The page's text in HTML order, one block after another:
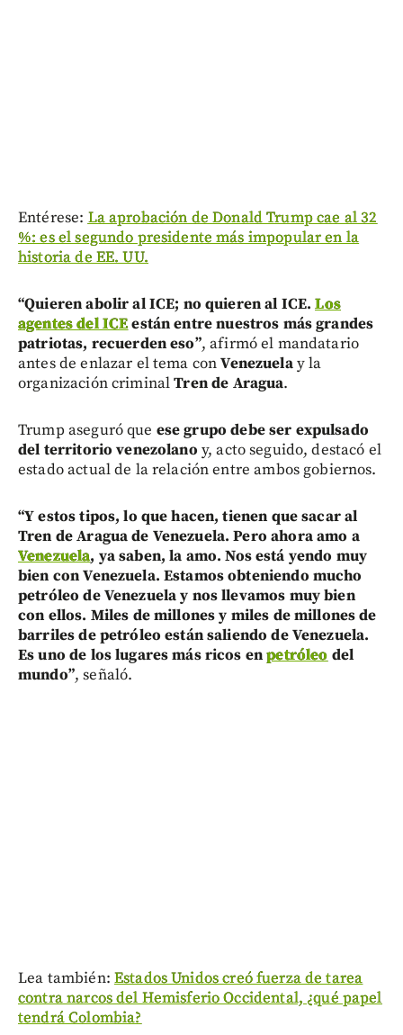
Entérese: La aprobación de Donald Trump cae al 32
%: es el segundo presidente más impopular en la
historia de EE. UU.
“Quieren abolir al ICE; no quieren al ICE.Los
agentes del ICEestán entre nuestros más grandes
patriotas, recuerden eso”, afirmó el mandatario
antes de enlazar el tema conVenezuelay la
organización criminalTren de Aragua.
Trump aseguró que ese grupo debe ser expulsado
del territorio venezolano y, acto seguido, destacó el
estado actual de la relación entre ambos gobiernos.
“Y estos tipos, lo que hacen, tienen que sacar al
Tren de Aragua de Venezuela. Pero ahora amo a
Venezuela, ya saben, la amo. Nos está yendo muy
bien con Venezuela. Estamos obteniendo mucho
petróleo de Venezuela y nos llevamos muy bien
con ellos. Miles de millones y miles de millones de
barriles de petróleo están saliendo de Venezuela.
Es uno de los lugares más ricos enpetróleo del
mundo”, señaló.
Lea también: Estados Unidos creó fuerza de tarea
contra narcos del Hemisferio Occidental, ¿qué papel
tendrá Colombia?